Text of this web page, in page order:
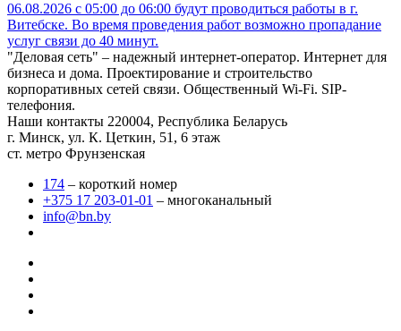
06.08.2026 с 05:00 до 06:00 будут проводиться работы в г.
Витебске. Во время проведения работ возможно пропадание
услуг связи до 40 минут.
"Деловая сеть" – надежный интернет-оператор. Интернет для
бизнеса и дома. Проектирование и строительство
корпоративных сетей связи. Общественный Wi-Fi. SIP-
телефония.
Наши контакты 220004, Республика Беларусь
г. Минск, ул. К. Цеткин, 51, 6 этаж
ст. метро Фрунзенская
174 – короткий номер
+375 17 203-01-01 – многоканальный
info@bn.by